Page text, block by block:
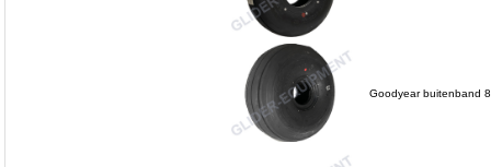
Goodyear buitenband